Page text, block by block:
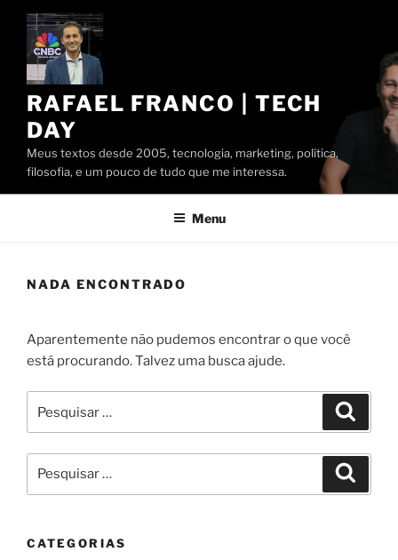
Pular
conteúdo
RAFAEL FRANCO | TECH
DAY
Meus textos desde 2005, tecnologia, marketing, política,
filosofia, e um pouco de tudo que me interessa.
Menu
NADA ENCONTRADO
Aparentemente não pudemos encontrar o que você
está procurando. Talvez uma busca ajude.
por:
por:
CATEGORIAS